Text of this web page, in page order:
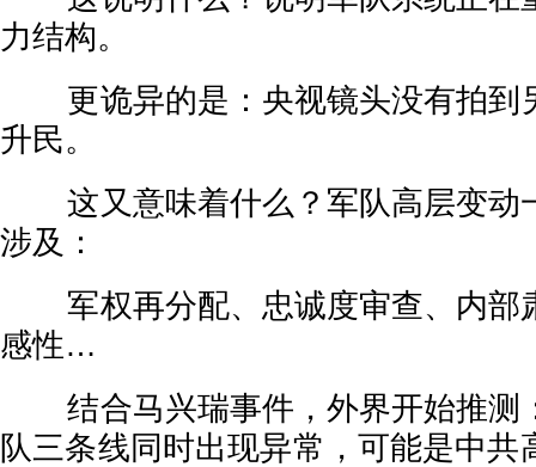
力结构。
更诡异的是：央视镜头没有拍到
升民。
这又意味着什么？军队高层变动
涉及：
军权再分配、忠诚度审查、内部
感性…
结合马兴瑞事件，外界开始推测
队三条线同时出现异常，可能是中共